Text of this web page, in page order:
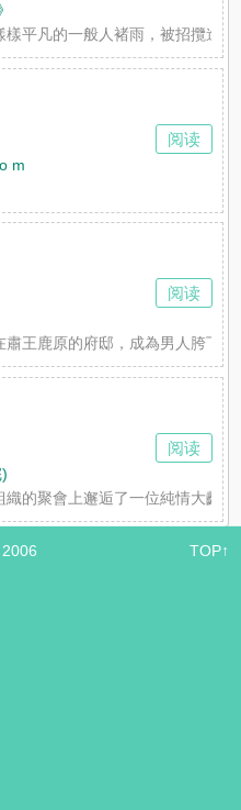
樣平凡的一般人褚雨，被招攬進
m
阅读
肅王鹿原的府邸，成為男人胯下
阅读
織的聚會上邂逅了一位純情大齡
阅读
TOP↑